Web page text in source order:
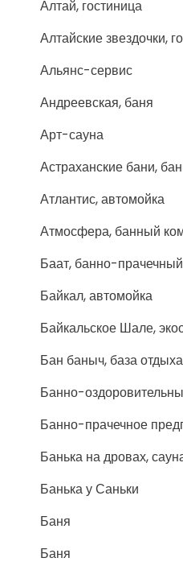
Алтай, гостиница
Алтайские звездочки,
Альянс-сервис
Андреевская, баня
Арт-сауна
Астраханские бани,
Атлантис, автомойка
Атмосфера, банный
Баат, банно-
Байкал, автомойка
Байкальское Шале,
Бан баныч, база отдыха
Банно-
Банно-прачечное
Банька на дровах,
Банька у Саньки
Баня
Баня